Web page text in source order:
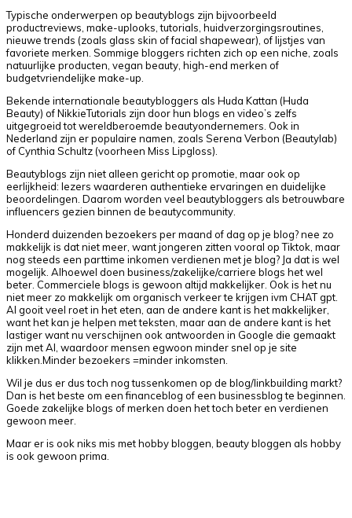
Typische onderwerpen op beautyblogs zijn bijvoorbeeld
productreviews, make-uplooks, tutorials, huidverzorgingsroutines,
nieuwe trends (zoals glass skin of facial shapewear), of lijstjes van
favoriete merken. Sommige bloggers richten zich op een niche, zoals
natuurlijke producten, vegan beauty, high-end merken of
budgetvriendelijke make-up.
Bekende internationale beautybloggers als Huda Kattan (Huda
Beauty) of NikkieTutorials zijn door hun blogs en video’s zelfs
uitgegroeid tot wereldberoemde beautyondernemers. Ook in
Nederland zijn er populaire namen, zoals Serena Verbon (Beautylab)
of Cynthia Schultz (voorheen Miss Lipgloss).
Beautyblogs zijn niet alleen gericht op promotie, maar ook op
eerlijkheid: lezers waarderen authentieke ervaringen en duidelijke
beoordelingen. Daarom worden veel beautybloggers als betrouwbare
influencers gezien binnen de beautycommunity.
Honderd duizenden bezoekers per maand of dag op je blog? nee zo
makkelijk is dat niet meer, want jongeren zitten vooral op Tiktok, maar
nog steeds een parttime inkomen verdienen met je blog? Ja dat is wel
mogelijk. Alhoewel doen business/zakelijke/carriere blogs het wel
beter. Commerciele blogs is gewoon altijd makkelijker. Ook is het nu
niet meer zo makkelijk om organisch verkeer te krijgen ivm CHAT gpt.
AI gooit veel roet in het eten, aan de andere kant is het makkelijker,
want het kan je helpen met teksten, maar aan de andere kant is het
lastiger want nu verschijnen ook antwoorden in Google die gemaakt
zijn met AI, waardoor mensen egwoon minder snel op je site
klikken.Minder bezoekers =minder inkomsten.
Wil je dus er dus toch nog tussenkomen op de blog/linkbuilding markt?
Dan is het beste om een financeblog of een businessblog te beginnen.
Goede zakelijke blogs of merken doen het toch beter en verdienen
gewoon meer.
Maar er is ook niks mis met hobby bloggen, beauty bloggen als hobby
is ook gewoon prima.